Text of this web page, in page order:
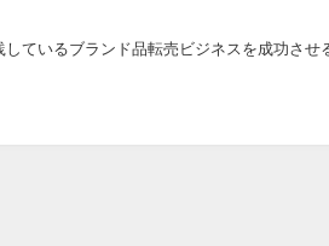
ているブランド品転売ビジネスを成功させ